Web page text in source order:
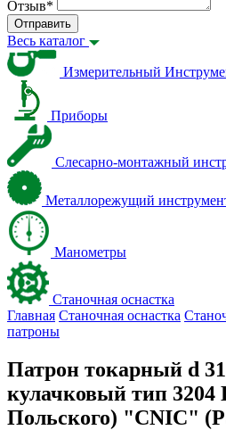
Отзыв*
Отправить
Весь каталог
Измерительный
Приборы
Слесарно-монтажный
Металлорежущий
Манометры
Станочная оснастка
Главная Станочная оснастка
патроны
Патрон токарный d
кулачковый тип 3204
Польского) "CNIC"